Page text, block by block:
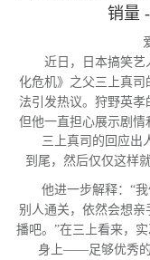
销量
近日，日本搞笑艺
化危机》之父三上真司
法引发热议。狩野英孝
但他一直担心展示剧情
三上真司的回应出人
到尾，然后仅仅这样
他进一步解释：“我
别人通关，依然会想亲
播吧。”在三上看来，
身上——足够优秀的